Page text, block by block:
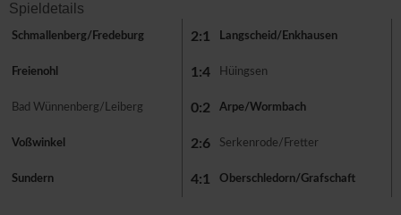
Spieldetails
Schmallenberg/Fredeburg 2:1 Langscheid/Enkhausen
Freienohl 1:4 Hüingsen
Bad Wünnenberg/Leiberg 0:2 Arpe/Wormbach
Voßwinkel 2:6 Serkenrode/Fretter
Sundern 4:1 Oberschledorn/Grafschaft